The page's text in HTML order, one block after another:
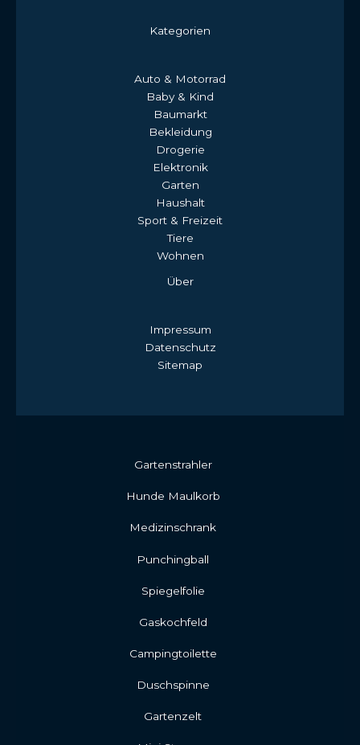
Kategorien
Auto & Motorrad
Baby & Kind
Baumarkt
Bekleidung
Drogerie
Elektronik
Garten
Haushalt
Sport & Freizeit
Tiere
Wohnen
Über
Impressum
Datenschutz
Sitemap
Gartenstrahler
Hunde Maulkorb
Medizinschrank
Punchingball
Spiegelfolie
Gaskochfeld
Campingtoilette
Duschspinne
Gartenzelt